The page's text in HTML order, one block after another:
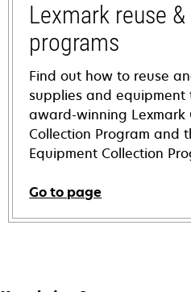
Lexmark reuse
programs
Find out how to reuse
supplies and equipment
award-winning Lexmark
Collection Program and
Equipment Collection
Go to page